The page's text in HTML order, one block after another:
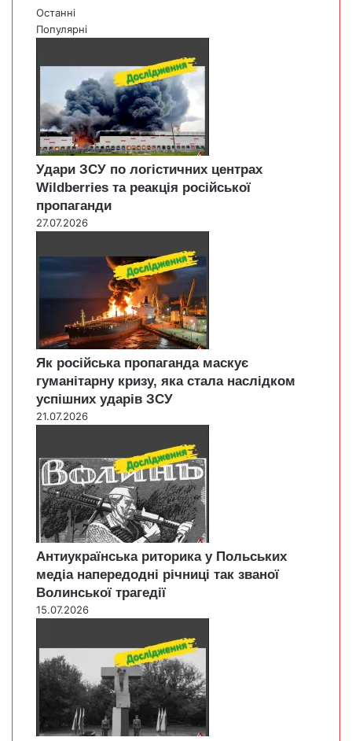
Останні
Популярні
Удари ЗСУ по логістичних центрах
Wildberries та реакція російської
пропаганди
27.07.2026
Як російська пропаганда маскує
гуманітарну кризу, яка стала наслідком
успішних ударів ЗСУ
21.07.2026
Антиукраїнська риторика у Польських
медіа напередодні річниці так званої
Волинської трагедії
15.07.2026